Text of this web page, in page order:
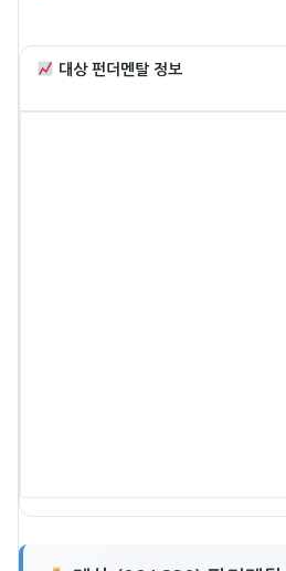
대상 펀더멘탈 정보